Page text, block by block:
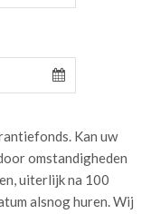
Kan uw
omstandigheden
uiterlijk na 100
alsnog huren. Wij